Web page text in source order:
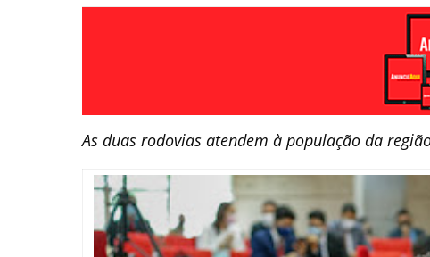
As duas rodovias atendem à população da